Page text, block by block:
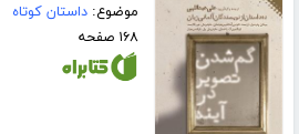
موضوع:داستان کوتاه
۱۶۸ صفحه